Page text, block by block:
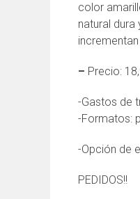
color
natural
– Precio:
-Gastos de
-Formatos:
-Opción de
PEDIDOS!!